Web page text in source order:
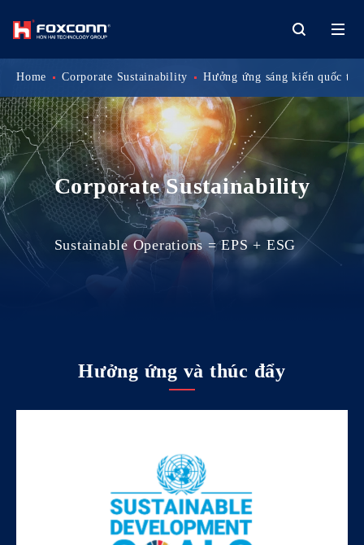
Corporate Sustainability
Sustainable Operations = EPS + ESG
Home Corporate Sustainability Hưởng ứng sáng kiến quốc tế
Hưởng ứng và thúc đẩy